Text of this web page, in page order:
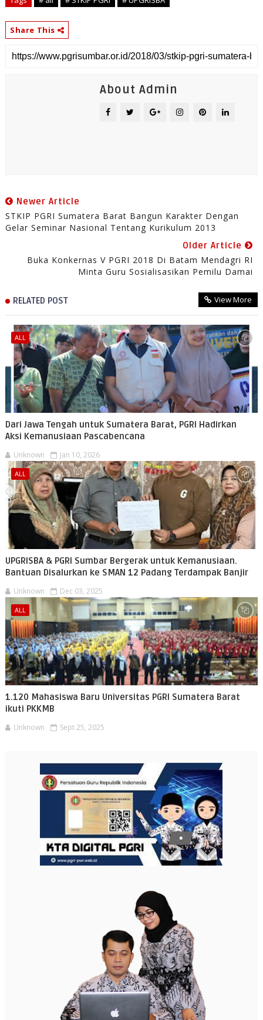
Share This
About Admin
Newer Article
STKIP PGRI Sumatera Barat Bangun Karakter Dengan
Gelar Seminar Nasional Tentang Kurikulum 2013
Older Article
Buka Konkernas V PGRI 2018 Di Batam Mendagri RI
Minta Guru Sosialisasikan Pemilu Damai
RELATED POST View More
ALL
Dari Jawa Tengah untuk Sumatera Barat, PGRI Hadirkan
Aksi Kemanusiaan Pascabencana
Unknown Jan 10, 2026
ALL
UPGRISBA & PGRI Sumbar Bergerak untuk Kemanusiaan.
Bantuan Disalurkan ke SMAN 12 Padang Terdampak Banjir
Unknown Dec 03, 2025
ALL
1.120 Mahasiswa Baru Universitas PGRI Sumatera Barat
ikuti PKKMB
Unknown Sept 25, 2025